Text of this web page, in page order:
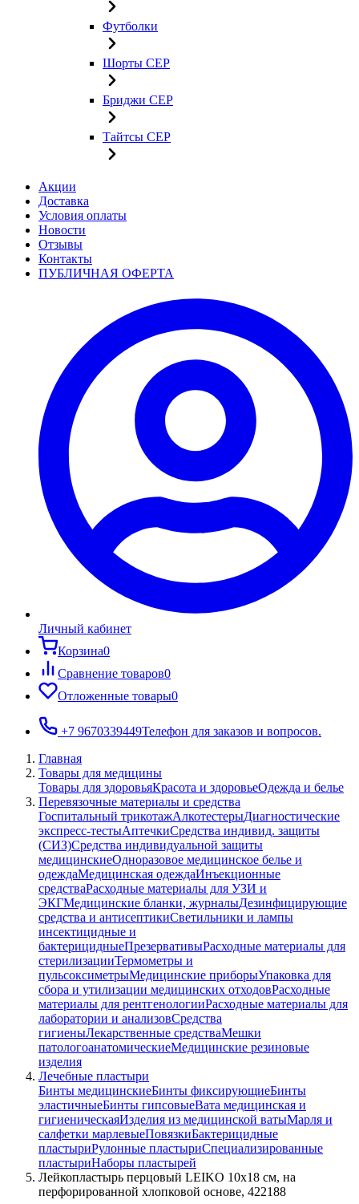
Футболки
Шорты CEP
Бриджи CEP
Тайтсы CEP
Акции
Доставка
Условия оплаты
Новости
Отзывы
Контакты
ПУБЛИЧНАЯ ОФЕРТА
Личный кабинет
Корзина0
Сравнение товаров0
Отложенные товары0
+7 9670339449Телефон для заказов и вопросов.
Главная
Товары для медицины
Товары для здоровьяКрасота и здоровьеОдежда и белье
Перевязочные материалы и средства
Госпитальный трикотажАлкотестерыДиагностические
экспресс-тестыАптечкиСредства индивид. защиты
(СИЗ)Средства индивидуальной защиты
медицинскиеОдноразовое медицинское белье и
одеждаМедицинская одеждаИнъекционные
средстваРасходные материалы для УЗИ и
ЭКГМедицинские бланки, журналыДезинфицирующие
средства и антисептикиСветильники и лампы
инсектицидные и
бактерицидныеПрезервативыРасходные материалы для
стерилизацииТермометры и
пульсоксиметрыМедицинские приборыУпаковка для
сбора и утилизации медицинских отходовРасходные
материалы для рентгенологииРасходные материалы для
лаборатории и анализовСредства
гигиеныЛекарственные средстваМешки
патологоанатомическиеМедицинские резиновые
изделия
Лечебные пластыри
Бинты медицинскиеБинты фиксирующиеБинты
эластичныеБинты гипсовыеВата медицинская и
гигиеническаяИзделия из медицинской ватыМарля и
салфетки марлевыеПовязкиБактерицидные
пластыриРулонные пластыриСпециализированные
пластыриНаборы пластырей
Лейкопластырь перцовый LEIKO 10х18 см, на
перфорированной хлопковой основе, 422188